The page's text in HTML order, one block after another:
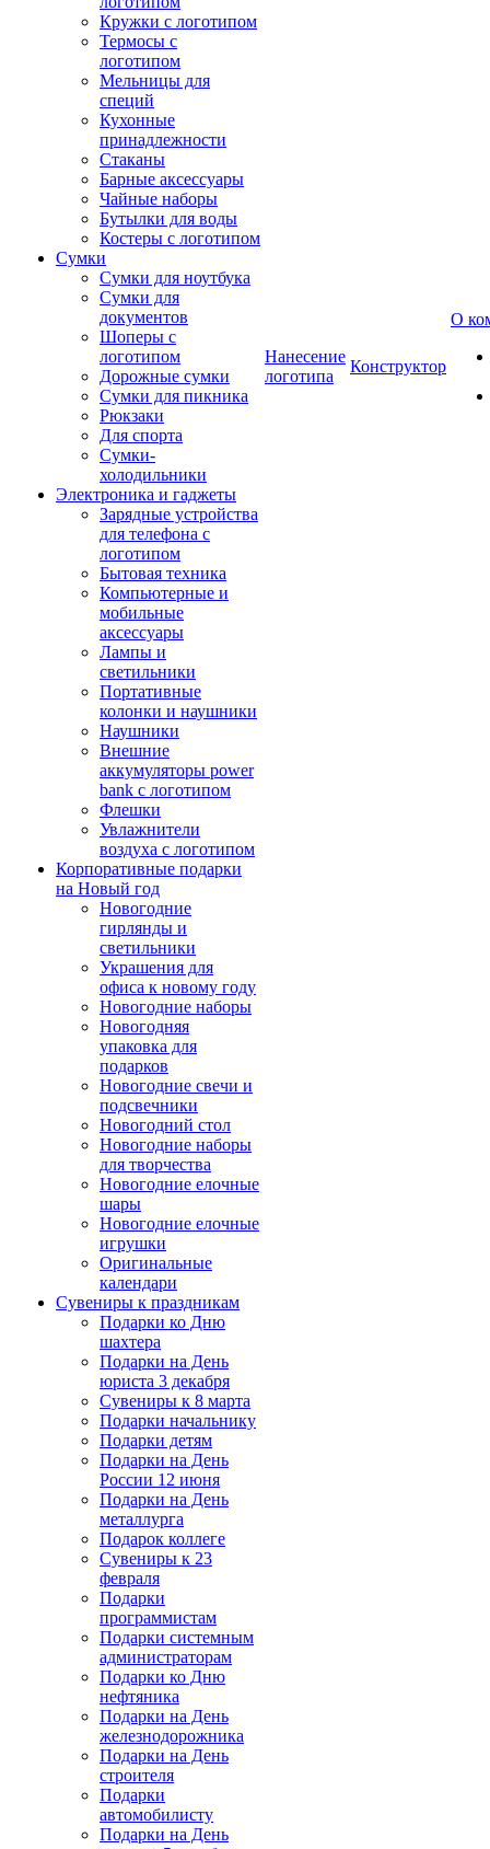
Кружки с логотипом
Термосы с
логотипом
Мельницы для
специй
Кухонные
принадлежности
Стаканы
Барные аксессуары
Чайные наборы
Бутылки для воды
Костеры с логотипом
Сумки
Сумки для ноутбука
Сумки для
документов
Шоперы с
логотипом
Дорожные сумки
Сумки для пикника
Рюкзаки
Для спорта
Сумки-
холодильники
Электроника и гаджеты
Зарядные устройства
для телефона с
логотипом
Бытовая техника
Компьютерные и
мобильные
аксессуары
Лампы и
светильники
Портативные
колонки и наушники
Наушники
Внешние
аккумуляторы power
bank с логотипом
Флешки
Увлажнители
воздуха с логотипом
Корпоративные подарки
на Новый год
Новогодние
гирлянды и
светильники
Украшения для
офиса к новому году
Новогодние наборы
Новогодняя
упаковка для
подарков
Новогодние свечи и
подсвечники
Новогодний стол
Новогодние наборы
для творчества
Новогодние елочные
шары
Новогодние елочные
игрушки
Оригинальные
календари
Сувениры к праздникам
Подарки ко Дню
шахтера
Подарки на День
юриста 3 декабря
Сувениры к 8 марта
Подарки начальнику
Подарки детям
Подарки на День
России 12 июня
Подарки на День
металлурга
Подарок коллеге
Сувениры к 23
февраля
Подарки
программистам
Подарки системным
администраторам
Подарки ко Дню
нефтяника
Подарки на День
железнодорожника
Подарки на День
строителя
Подарки
автомобилисту
Подарки на День
Нанесение
логотипа
Конструктор
О